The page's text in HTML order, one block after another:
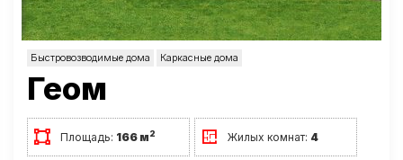
Быстровозводимые дома Каркасные дома
Геом
Площадь: 166 м2 Жилых комнат: 4